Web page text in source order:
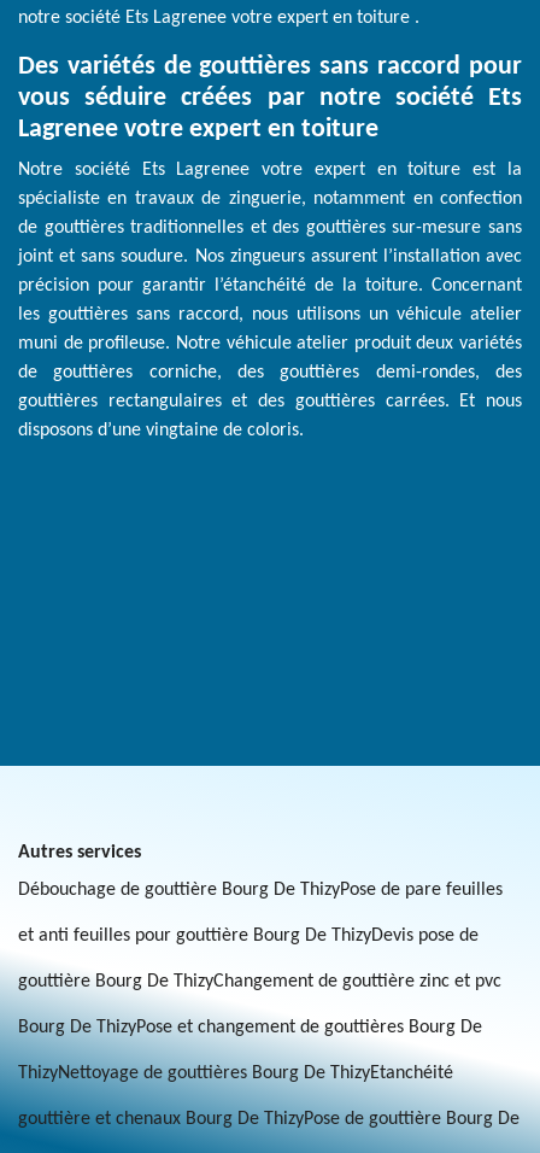
notre société Ets Lagrenee votre expert en toiture .
Des variétés de gouttières sans raccord pour
vous séduire créées par notre société Ets
Lagrenee votre expert en toiture
Notre société Ets Lagrenee votre expert en toiture est la
spécialiste en travaux de zinguerie, notamment en confection
de gouttières traditionnelles et des gouttières sur-mesure sans
joint et sans soudure. Nos zingueurs assurent l’installation avec
précision pour garantir l’étanchéité de la toiture. Concernant
les gouttières sans raccord, nous utilisons un véhicule atelier
muni de profileuse. Notre véhicule atelier produit deux variétés
de gouttières corniche, des gouttières demi-rondes, des
gouttières rectangulaires et des gouttières carrées. Et nous
disposons d’une vingtaine de coloris.
Autres services
Débouchage de gouttière Bourg De ThizyPose de pare feuilles
et anti feuilles pour gouttière Bourg De ThizyDevis pose de
gouttière Bourg De ThizyChangement de gouttière zinc et pvc
Bourg De ThizyPose et changement de gouttières Bourg De
ThizyNettoyage de gouttières Bourg De ThizyEtanchéité
gouttière et chenaux Bourg De ThizyPose de gouttière Bourg De